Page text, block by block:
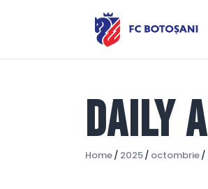
Daily
Home 2025 octombrie